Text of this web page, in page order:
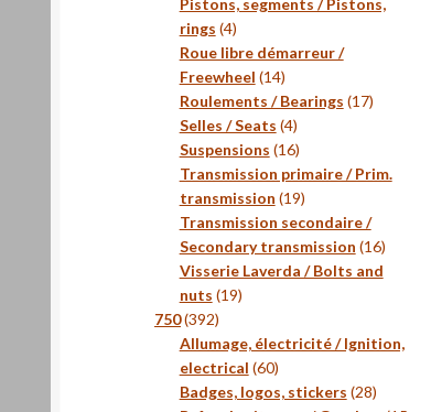
Pistons, segments / Pistons,
rings 44
produits
Roue libre démarreur /
Freewheel 1414
produits
Roulements / Bearings 1717
Selles / Seats 44
produits
Suspensions 1616
produits
Transmission primaire / Prim.
transmission 1919
produits
Transmission secondaire /
Secondary transmission 1616
produits
Visserie Laverda / Bolts and
nuts 1919
750 392392
produits
Allumage, électricité / Ignition,
electrical 6060
produits
Badges, logos, stickers 2828